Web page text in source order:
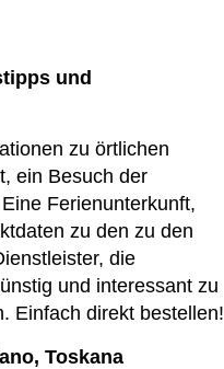
und
zu örtlichen
ein Besuch der
Ferienunterkunft,
zu den zu den
die
und interessant zu
Einfach direkt bestellen!
Toskana